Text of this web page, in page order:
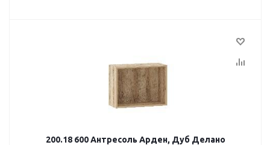
200.18 600 Антресоль Арден, Дуб Делано